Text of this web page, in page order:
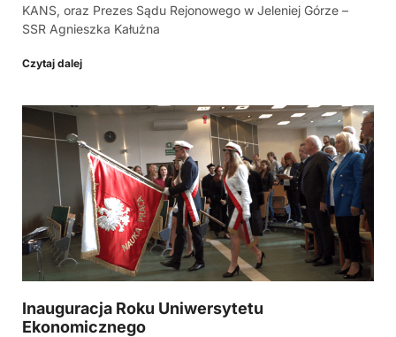
KANS, oraz Prezes Sądu Rejonowego w Jeleniej Górze –
SSR Agnieszka Kałużna
Czytaj dalej
Inauguracja Roku Uniwersytetu
Ekonomicznego